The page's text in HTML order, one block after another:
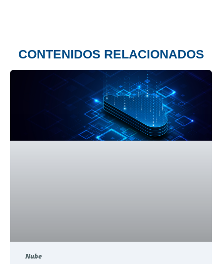
CONTENIDOS RELACIONADOS
Nube